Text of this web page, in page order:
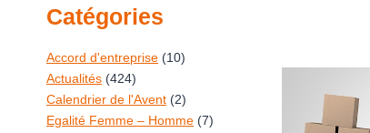
Catégories
Accord d'entreprise (10)
Actualités (424)
Calendrier de l'Avent (2)
Egalité Femme – Homme (7)